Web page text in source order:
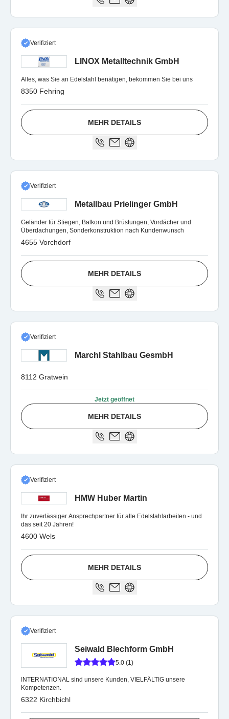
Verifiziert
LINOX Metalltechnik GmbH
Alles, was Sie an Edelstahl benätigen, bekommen Sie bei uns
8350 Fehring
MEHR DETAILS
Verifiziert
Metallbau Prielinger GmbH
Geländer für Stiegen, Balkon und Brüstungen, Vordächer und
Überdachungen, Sonderkonstruktion nach Kundenwunsch
4655 Vorchdorf
MEHR DETAILS
Verifiziert
Marchl Stahlbau GesmbH
8112 Gratwein
Jetzt geöffnet
MEHR DETAILS
Verifiziert
HMW Huber Martin
Ihr zuverlässiger Ansprechpartner für alle Edelstahlarbeiten - und
das seit 20 Jahren!
4600 Wels
MEHR DETAILS
Verifiziert
Seiwald Blechform GmbH
5.0 (1)
INTERNATIONAL sind unsere Kunden, VIELFÄLTIG unsere
Kompetenzen.
6322 Kirchbichl